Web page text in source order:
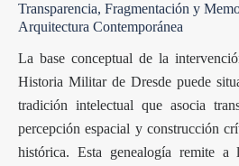
Transparencia, Fragmentación y
Arquitectura Contemporánea
La base conceptual de la
Historia Militar de Dresde puede
tradición intelectual que asocia
percepción espacial y construcción
histórica. Esta genealogía remite a